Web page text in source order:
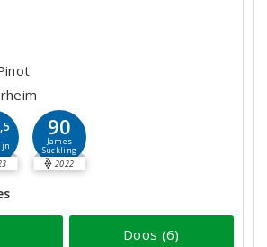
,5 90
James
Suckling
2022
Doos (6)